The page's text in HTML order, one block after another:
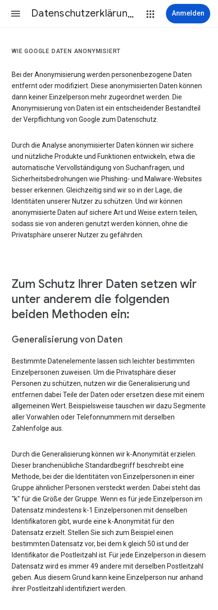
Datenschutzerklärung & Nutzungsbedingungen Anmelden
WIE GOOGLE DATEN ANONYMISIERT
Bei der Anonymisierung werden personenbezogene Daten
entfernt oder modifiziert. Diese anonymisierten Daten können
dann keiner Einzelperson mehr zugeordnet werden. Die
Anonymisierung von Daten ist ein entscheidender Bestandteil
der Verpflichtung von Google zum Datenschutz.
Durch die Analyse anonymisierter Daten können wir sichere
und nützliche Produkte und Funktionen entwickeln, etwa die
automatische Vervollständigung von Suchanfragen, und
Sicherheitsbedrohungen wie Phishing- und Malware-Websites
besser erkennen. Gleichzeitig sind wir so in der Lage, die
Identitäten unserer Nutzer zu schützen. Und wir können
anonymisierte Daten auf sichere Art und Weise extern teilen,
sodass sie von anderen genutzt werden können, ohne die
Privatsphäre unserer Nutzer zu gefährden.
Zum Schutz Ihrer Daten setzen wir
unter anderem die folgenden
beiden Methoden ein:
Generalisierung von Daten
Bestimmte Datenelemente lassen sich leichter bestimmten
Einzelpersonen zuweisen. Um die Privatsphäre dieser
Personen zu schützen, nutzen wir die Generalisierung und
entfernen dabei Teile der Daten oder ersetzen diese mit einem
allgemeinen Wert. Beispielsweise tauschen wir dazu Segmente
aller Vorwahlen oder Telefonnummern mit derselben
Zahlenfolge aus.
Durch die Generalisierung können wir k-Anonymität erzielen.
Dieser branchenübliche Standardbegriff beschreibt eine
Methode, bei der die Identitäten von Einzelpersonen in einer
Gruppe ähnlicher Personen versteckt werden. Dabei steht das
"k" für die Größe der Gruppe. Wenn es für jede Einzelperson im
Datensatz mindestens k-1 Einzelpersonen mit denselben
Identifikatoren gibt, wurde eine k-Anonymität für den
Datensatz erzielt. Stellen Sie sich zum Beispiel einen
bestimmten Datensatz vor, bei dem k gleich 50 ist und der
Identifikator die Postleitzahl ist. Für jede Einzelperson in diesem
Datensatz wird es immer 49 andere mit derselben Postleitzahl
geben. Aus diesem Grund kann keine Einzelperson nur anhand
ihrer Postleitzahl identifiziert werden.